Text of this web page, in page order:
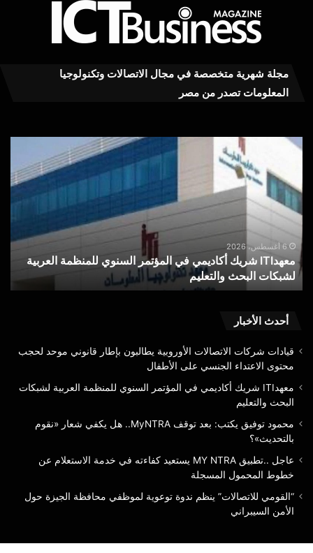
مجلة شهرية متخصصة في مجال الاتصالات وتكنولوجيا
المعلومات تصدر من مصر
أكاديمي
في
المؤتمر
السنوي
للمنظمة
العربية
لشبكات
البحث
والتعليم
6 أغسطس، 2026
معهدITI شريك أكاديمي في المؤتمر السنوي للمنظمة العربية
لشبكات البحث والتعليم
بعد
أحدث الأخبار
قيادات شركات الاتصالات الأوروبية يطالبون بإطار قانوني موحد لحجب
محتوى الاعتداء الجنسي على الأطفال
معهدITI شريك أكاديمي في المؤتمر السنوي للمنظمة العربية لشبكات
البحث والتعليم
محمود توفيق يكتب: بعد توقف MyNTRA.. هل يكفي شعار «نقوم
بالتحديث»؟
عاجل ..تطبيق MY NTRA يستعيد كفاءته في خدمة الاستعلام عن
خطوط المحمول المسجلة
“القومي للاتصالات” ينظم ندوة توعوية لموظفي محافظة الجيزة حول
الأمن السيبراني